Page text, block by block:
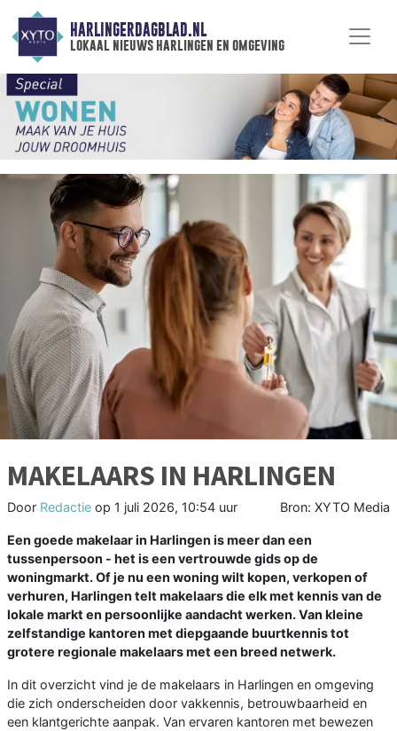
HARLINGERDAGBLAD.NL
lokaal nieuws harlingen en omgeving
MAKELAARS IN HARLINGEN
Door Redactie op 1 juli 2026, 10:54 uur Bron: XYTO Media
Een goede makelaar in Harlingen is meer dan een
tussenpersoon - het is een vertrouwde gids op de
woningmarkt. Of je nu een woning wilt kopen, verkopen of
verhuren, Harlingen telt makelaars die elk met kennis van de
lokale markt en persoonlijke aandacht werken. Van kleine
zelfstandige kantoren met diepgaande buurtkennis tot
grotere regionale makelaars met een breed netwerk.
In dit overzicht vind je de makelaars in Harlingen en omgeving
die zich onderscheiden door vakkennis, betrouwbaarheid en
een klantgerichte aanpak. Van ervaren kantoren met bewezen